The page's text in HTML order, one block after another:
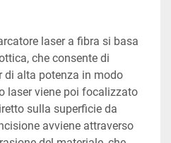
laser a fibra si basa
che consente di
di alta potenza in modo
laser viene poi focalizzato
sulla superficie da
avviene attraverso